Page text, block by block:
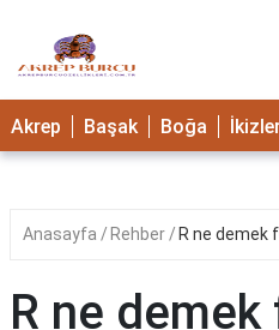
Akrep Başak Boğa
Anasayfa Rehber R ne demek
R ne demek